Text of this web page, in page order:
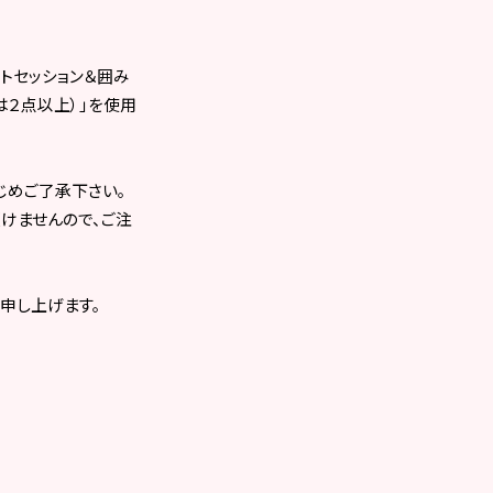
セッション＆囲み
点以上）」を使用
ご了承下さい。
ませんので、ご注
し上げます。